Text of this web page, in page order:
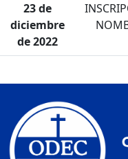
23 de
diciembre
de 2022